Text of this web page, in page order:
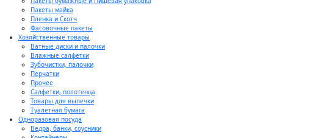
Пакеты майка
Пленка и Скотч
Фасовочные пакеты
Хозяйственные товары
Ватные диски и палочки
Влажные салфетки
Зубочистки, палочки
Перчатки
Прочее
Салфетки, полотенца
Товары для выпечки
Туалетная бумага
Одноразовая посуда
Ведра, банки, соусники